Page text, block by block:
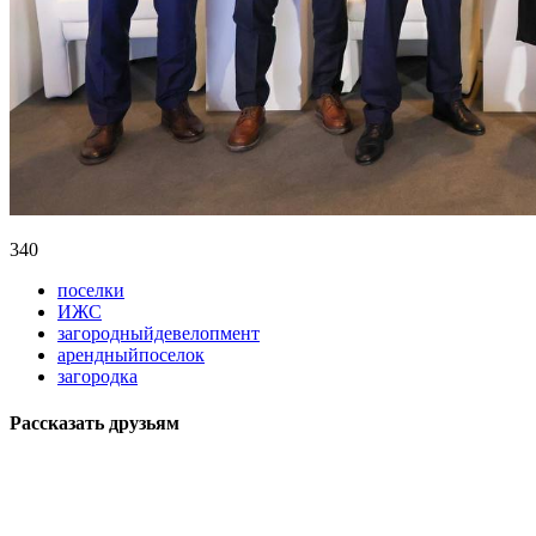
340
поселки
ИЖС
загородныйдевелопмент
арендныйпоселок
загородка
Рассказать друзьям